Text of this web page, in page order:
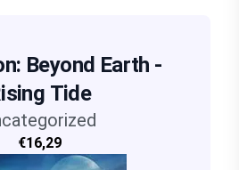
Beyond Earth -
Tide
€16,29